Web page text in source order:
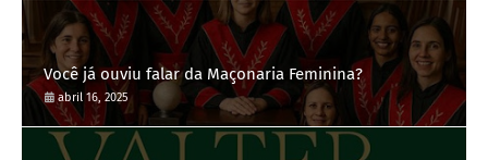
Você já ouviu falar da Maçonaria Feminina?
abril 16, 2025